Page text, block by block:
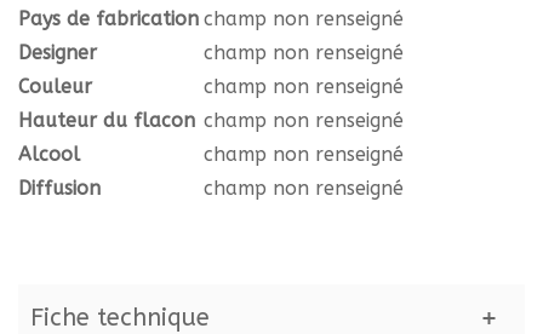
Pays de fabrication champ non renseigné
Designer
champ non renseigné
Couleur
champ non renseigné
Hauteur du flacon champ non renseigné
Alcool
champ non renseigné
Diffusion
champ non renseigné
Fiche technique